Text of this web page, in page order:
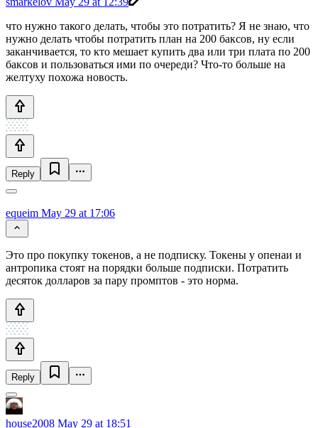
что нужно такого делать, чтобы это потратить? Я не знаю, что
нужно делать чтобы потратить план на 200 баксов, ну если
заканчивается, то кто мешает купить два или три плата по 200
баксов и пользоваться ими по очереди? Что-то больше на
желтуху похожа новость.
Reply
equeim May 29 at 17:06
Это про покупку токенов, а не подписку. Токены у опенаи и
антропика стоят на порядки больше подписки. Потратить
десяток долларов за пару промптов - это норма.
Reply
house2008 May 29 at 18:51